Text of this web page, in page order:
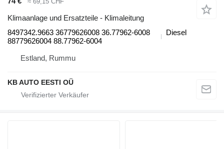
Klimaanlage und Ersatzteile - Klimaleitung
8497342.9663 36779626008 36.77962-6008
88779626004 88.77962-6004
Diesel
Estland, Rummu
KB AUTO EESTI OÜ